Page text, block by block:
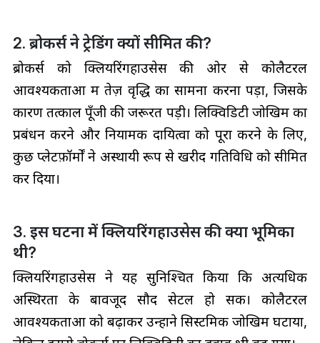
2. ब्रोकर्स ने ट्रेडिंग क्यों सीमित की?
ब्रोकर्स को क्लियरिंगहाउसेस की ओर से कोलैटरल
आवश्यकताओं में तेज़ वृद्धि का सामना करना पड़ा, जिसके
कारण तत्काल पूँजी की जरूरत पड़ी। लिक्विडिटी जोखिम का
प्रबंधन करने और नियामक दायित्वों को पूरा करने के लिए,
कुछ प्लेटफ़ॉर्मों ने अस्थायी रूप से खरीद गतिविधि को सीमित
कर दिया।
3. इस घटना में क्लियरिंगहाउसेस की क्या भूमिका
थी?
क्लियरिंगहाउसेस ने यह सुनिश्चित किया कि अत्यधिक
अस्थिरता के बावजूद सौदें सेटल हो सकें। कोलैटरल
आवश्यकताओं को बढ़ाकर उन्होंने सिस्टमिक जोखिम घटाया,